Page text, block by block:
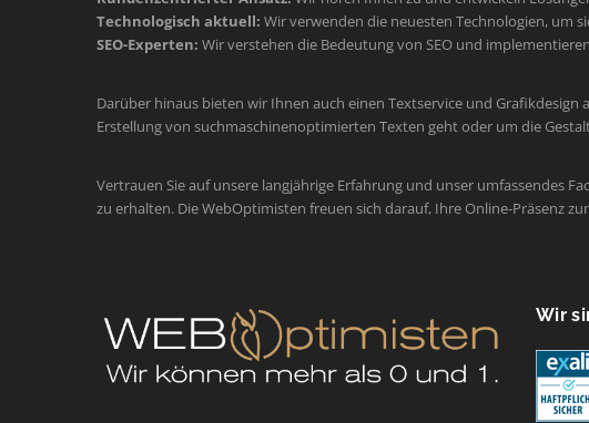
Technologisch aktuell: Wir verwenden die neuesten Technologien, um
SEO-Experten: Wir verstehen die Bedeutung von SEO und
Darüber hinaus bieten wir Ihnen auch einen Textservice und
Erstellung von suchmaschinenoptimierten Texten geht oder um die
Vertrauen Sie auf unsere langjährige Erfahrung und unser umfassendes
zu erhalten. Die WebOptimisten freuen sich darauf, Ihre Online-Präsenz
Wir